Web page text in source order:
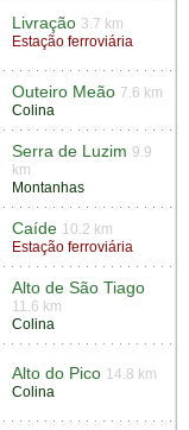
Livração 3.7 km
Estação ferroviária
Outeiro Meão 7.6 km
Colina
Serra de Luzim 9.9
km
Montanhas
Caíde 10.2 km
Estação ferroviária
Alto de São Tiago
11.6 km
Colina
Alto do Pico 14.8 km
Colina